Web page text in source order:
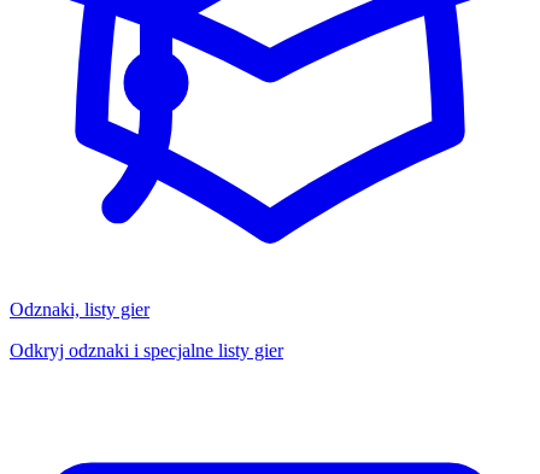
Odznaki, listy gier
Odkryj odznaki i specjalne listy gier